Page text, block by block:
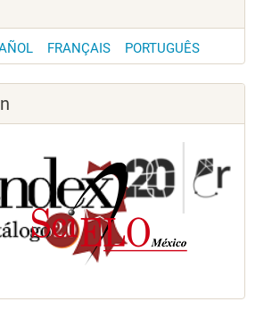
FRANÇAIS PORTUGUÊS